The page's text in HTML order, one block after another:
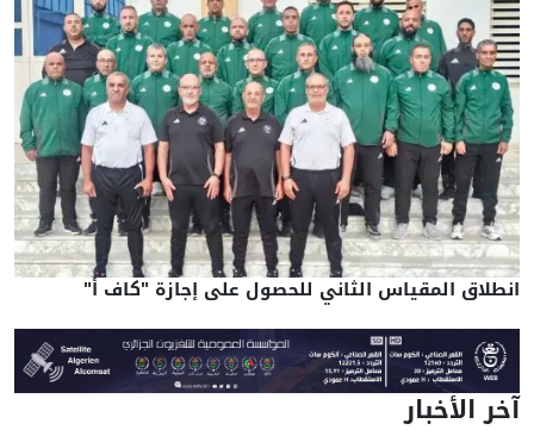
انطلاق المقياس الثاني للحصول على إجازة "كاف أ"
آخر الأخبار